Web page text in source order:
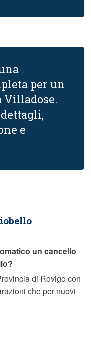
per un
Villadose.
e
un cancello
di Rovigo con
che per nuovi